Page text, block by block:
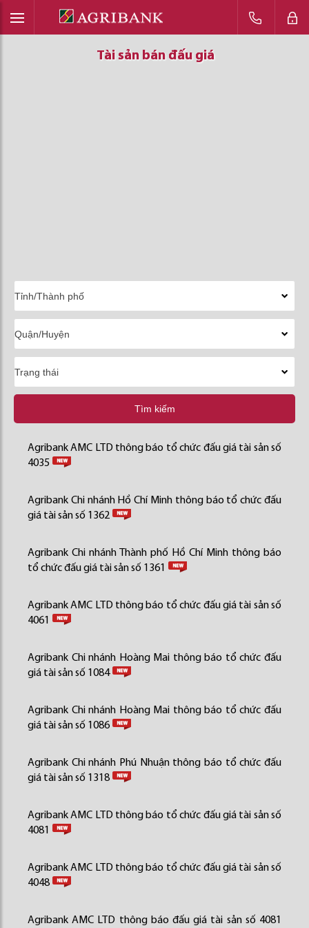
Tài sản bán đấu giá
Tài sản bán đấu giá
Tài sản bán đấu giá
Tìm kiếm
Agribank AMC LTD thông báo tổ chức đấu giá tài sản số
4035
Agribank Chi nhánh Hồ Chí Minh thông báo tổ chức đấu
giá tài sản số 1362
Agribank Chi nhánh Thành phố Hồ Chí Minh thông báo
tổ chức đấu giá tài sản số 1361
Agribank AMC LTD thông báo tổ chức đấu giá tài sản số
4061
Agribank Chi nhánh Hoàng Mai thông báo tổ chức đấu
giá tài sản số 1084
Agribank Chi nhánh Hoàng Mai thông báo tổ chức đấu
giá tài sản số 1086
Agribank Chi nhánh Phú Nhuận thông báo tổ chức đấu
giá tài sản số 1318
Agribank AMC LTD thông báo tổ chức đấu giá tài sản số
4081
Agribank AMC LTD thông báo tổ chức đấu giá tài sản số
4048
Agribank AMC LTD thông báo đấu giá tài sản số 4081